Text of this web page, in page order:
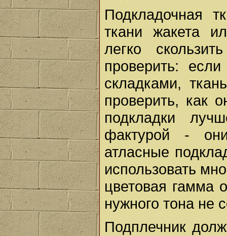
Подкладочная
ткани жакета
легко
проверить:
складками,
проверить, как
подкладки
фактурой -
атласные
использовать
цветовая гамма
нужного тона не
Подплечник